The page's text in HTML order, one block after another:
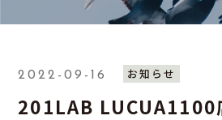
2022-09-16 お知らせ
201LAB LUCUA1100